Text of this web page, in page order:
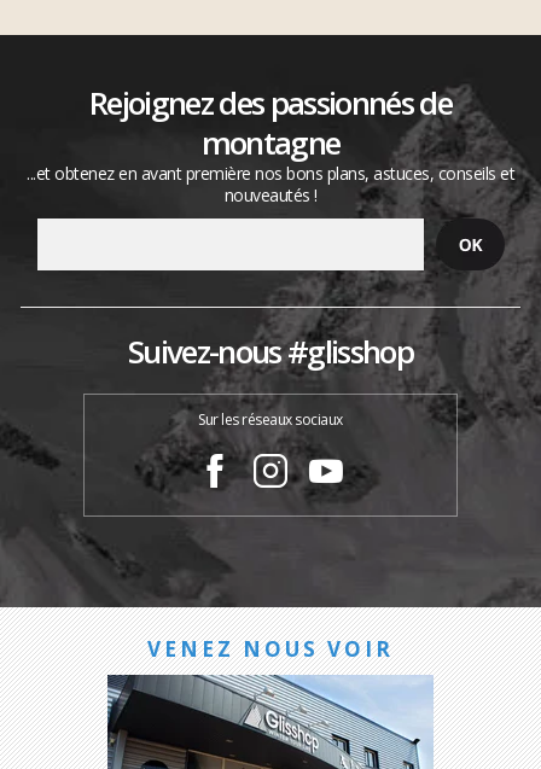
Rejoignez des passionnés de
montagne
...et obtenez en avant première nos bons plans, astuces, conseils et
nouveautés !
Suivez-nous #glisshop
Sur les réseaux sociaux
VENEZ NOUS VOIR